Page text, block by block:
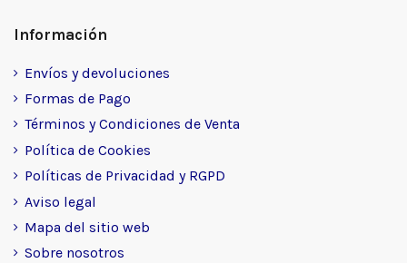
Información
Envíos y devoluciones
Formas de Pago
Términos y Condiciones de Venta
Política de Cookies
Políticas de Privacidad y RGPD
Aviso legal
Mapa del sitio web
Sobre nosotros